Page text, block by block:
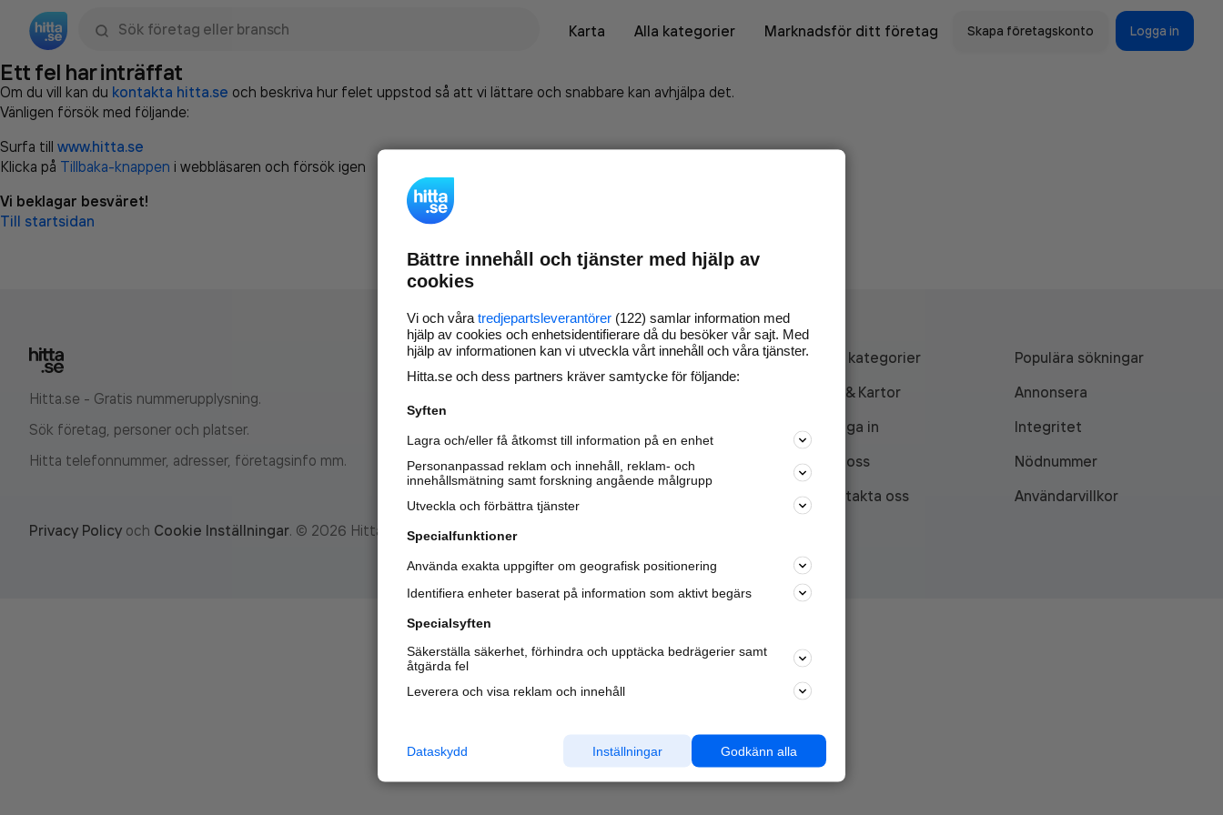
Karta
Alla kategorier Marknadsför ditt företag Skapa företagskonto Logga in
Ett fel har inträffat
Om du vill kan du kontakta hitta.se och beskriva hur felet uppstod så att vi lättare och snabbare kan avhjälpa det.
Vänligen försök med följande:
Surfa till www.hitta.se
Klicka på Tillbaka-knappen i webbläsaren och försök igen
Vi beklagar besväret!
Till startsidan
Hitta.se - Gratis nummerupplysning.
Sök företag, personer och platser.
Hitta telefonnummer, adresser, företagsinfo mm.
Marknadsför företaget på
nya kunder och
samarbetspartners nära dig.
Läs mer här
Alla kategorier
Populära sökningar
API & Kartor
Annonsera
Logga in
Integritet
Om oss
Nödnummer
Kontakta oss
Användarvillkor
Privacy Policy och Cookie Inställningar. © 2026 Hitta.se
Bättre innehåll och tjänster med hjälp av
cookies
Vi och våra tredjepartsleverantörer (122) samlar information med
hjälp av cookies och enhetsidentifierare då du besöker vår sajt. Med
hjälp av informationen kan vi utveckla vårt innehåll och våra tjänster.
Hitta.se och dess partners kräver samtycke för följande:
Syften
Lagra och/eller få åtkomst till information på en enhet
Personanpassad reklam och innehåll, reklam- och
innehållsmätning samt forskning angående målgrupp
Utveckla och förbättra tjänster
Specialfunktioner
Använda exakta uppgifter om geografisk positionering
Identifiera enheter baserat på information som aktivt begärs
Specialsyften
Säkerställa säkerhet, förhindra och upptäcka bedrägerier samt
åtgärda fel
Leverera och visa reklam och innehåll
Godkänn alla
Inställningar
Dataskydd